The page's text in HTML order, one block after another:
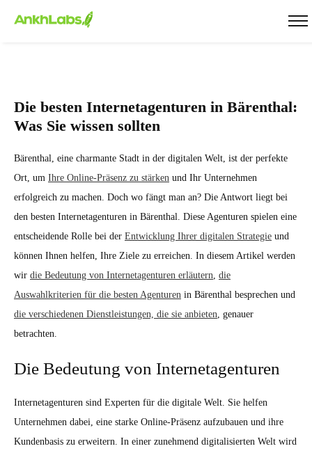
Die besten Internetagenturen in Bärenthal:
Was Sie wissen sollten
Bärenthal, eine charmante Stadt in der digitalen Welt, ist der perfekte
Ort, um Ihre Online-Präsenz zu stärken und Ihr Unternehmen
erfolgreich zu machen. Doch wo fängt man an? Die Antwort liegt bei
den besten Internetagenturen in Bärenthal. Diese Agenturen spielen eine
entscheidende Rolle bei der Entwicklung Ihrer digitalen Strategie und
können Ihnen helfen, Ihre Ziele zu erreichen. In diesem Artikel werden
wir die Bedeutung von Internetagenturen erläutern, die
Auswahlkriterien für die besten Agenturen in Bärenthal besprechen und
die verschiedenen Dienstleistungen, die sie anbieten, genauer
betrachten.
Die Bedeutung von Internetagenturen
Internetagenturen sind Experten für die digitale Welt. Sie helfen
Unternehmen dabei, eine starke Online-Präsenz aufzubauen und ihre
Kundenbasis zu erweitern. In einer zunehmend digitalisierten Welt wird